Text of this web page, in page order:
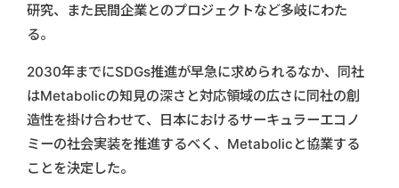
研究、また民間企業とのプロジェクトなど多岐にわた
る。
2030年までにSDGs推進が早急に求められるなか、同社
はMetabolicの知見の深さと対応領域の広さに同社の創
造性を掛け合わせて、日本におけるサーキュラーエコノ
ミーの社会実装を推進するべく、Metabolicと協業する
ことを決定した。